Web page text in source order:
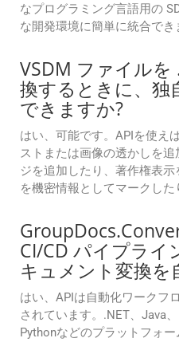
なプログラミング言語用の
な開発環境に簡単に統合でき
VSDM ファイルを
換するときに、独
できますか?
はい、可能です。APIを使え
ストまたは画像の透かしを
ジを追加したり、著作権表
を機密情報としてマークした
CI/CD パイプライ
キュメント変換を
はい、APIは自動化ワークフ
されています。.NET、Java
Pythonなどのプラットフォ